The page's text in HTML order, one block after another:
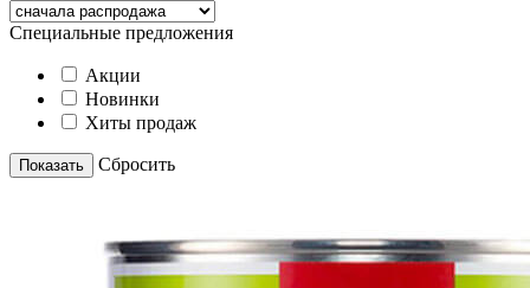
Специальные предложения
Акции
Новинки
Хиты продаж
Показать Cбросить